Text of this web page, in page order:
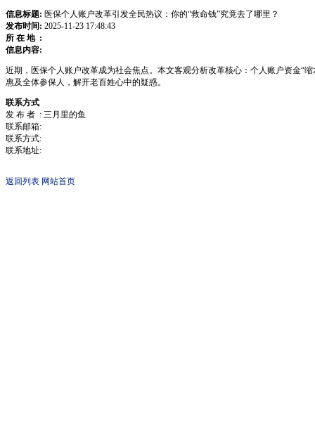
信息标题: 医保个人账户改革引发全民热议：你的“救命钱”究竟去了哪里？
发布时间: 2025-11-23 17:48:43
所 在 地 :
信息内容:
近期，医保个人账户改革成为社会焦点。本文客观分析改革核心：个人账户资金“
惠及全体参保人，解开老百姓心中的疑惑。
联系方式
发 布 者 : 三月里的鱼
联系邮箱:
联系方式:
联系地址:
返回列表 网站首页